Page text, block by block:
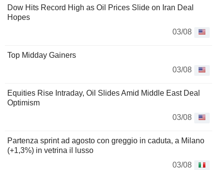
Dow Hits Record High as Oil Prices Slide on Iran Deal
Hopes
03/08
Top Midday Gainers
03/08
Equities Rise Intraday, Oil Slides Amid Middle East Deal
Optimism
03/08
Partenza sprint ad agosto con greggio in caduta, a Milano
(+1,3%) in vetrina il lusso
03/08